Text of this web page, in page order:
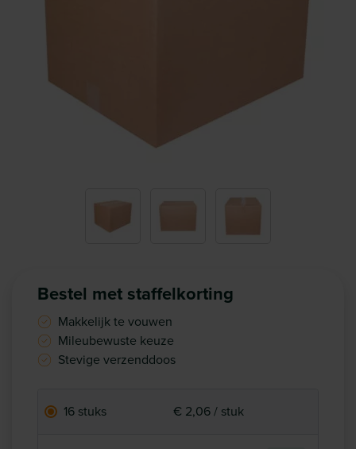
Bestel met staffelkorting
Makkelijk te vouwen
Mileubewuste keuze
Stevige verzenddoos
16 stuks € 2,06 / stuk